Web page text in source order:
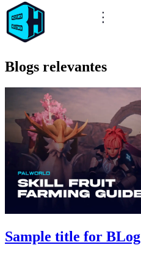
Blogs relevantes
Sample title for BLog